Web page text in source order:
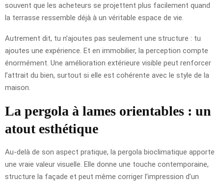
souvent que les acheteurs se projettent plus facilement quand
la terrasse ressemble déjà à un véritable espace de vie.
Autrement dit, tu n’ajoutes pas seulement une structure : tu
ajoutes une expérience. Et en immobilier, la perception compte
énormément. Une amélioration extérieure visible peut renforcer
l’attrait du bien, surtout si elle est cohérente avec le style de la
maison.
La pergola à lames orientables : un
atout esthétique
Au-delà de son aspect pratique, la pergola bioclimatique apporte
une vraie valeur visuelle. Elle donne une touche contemporaine,
structure la façade et peut même corriger l’impression d’un